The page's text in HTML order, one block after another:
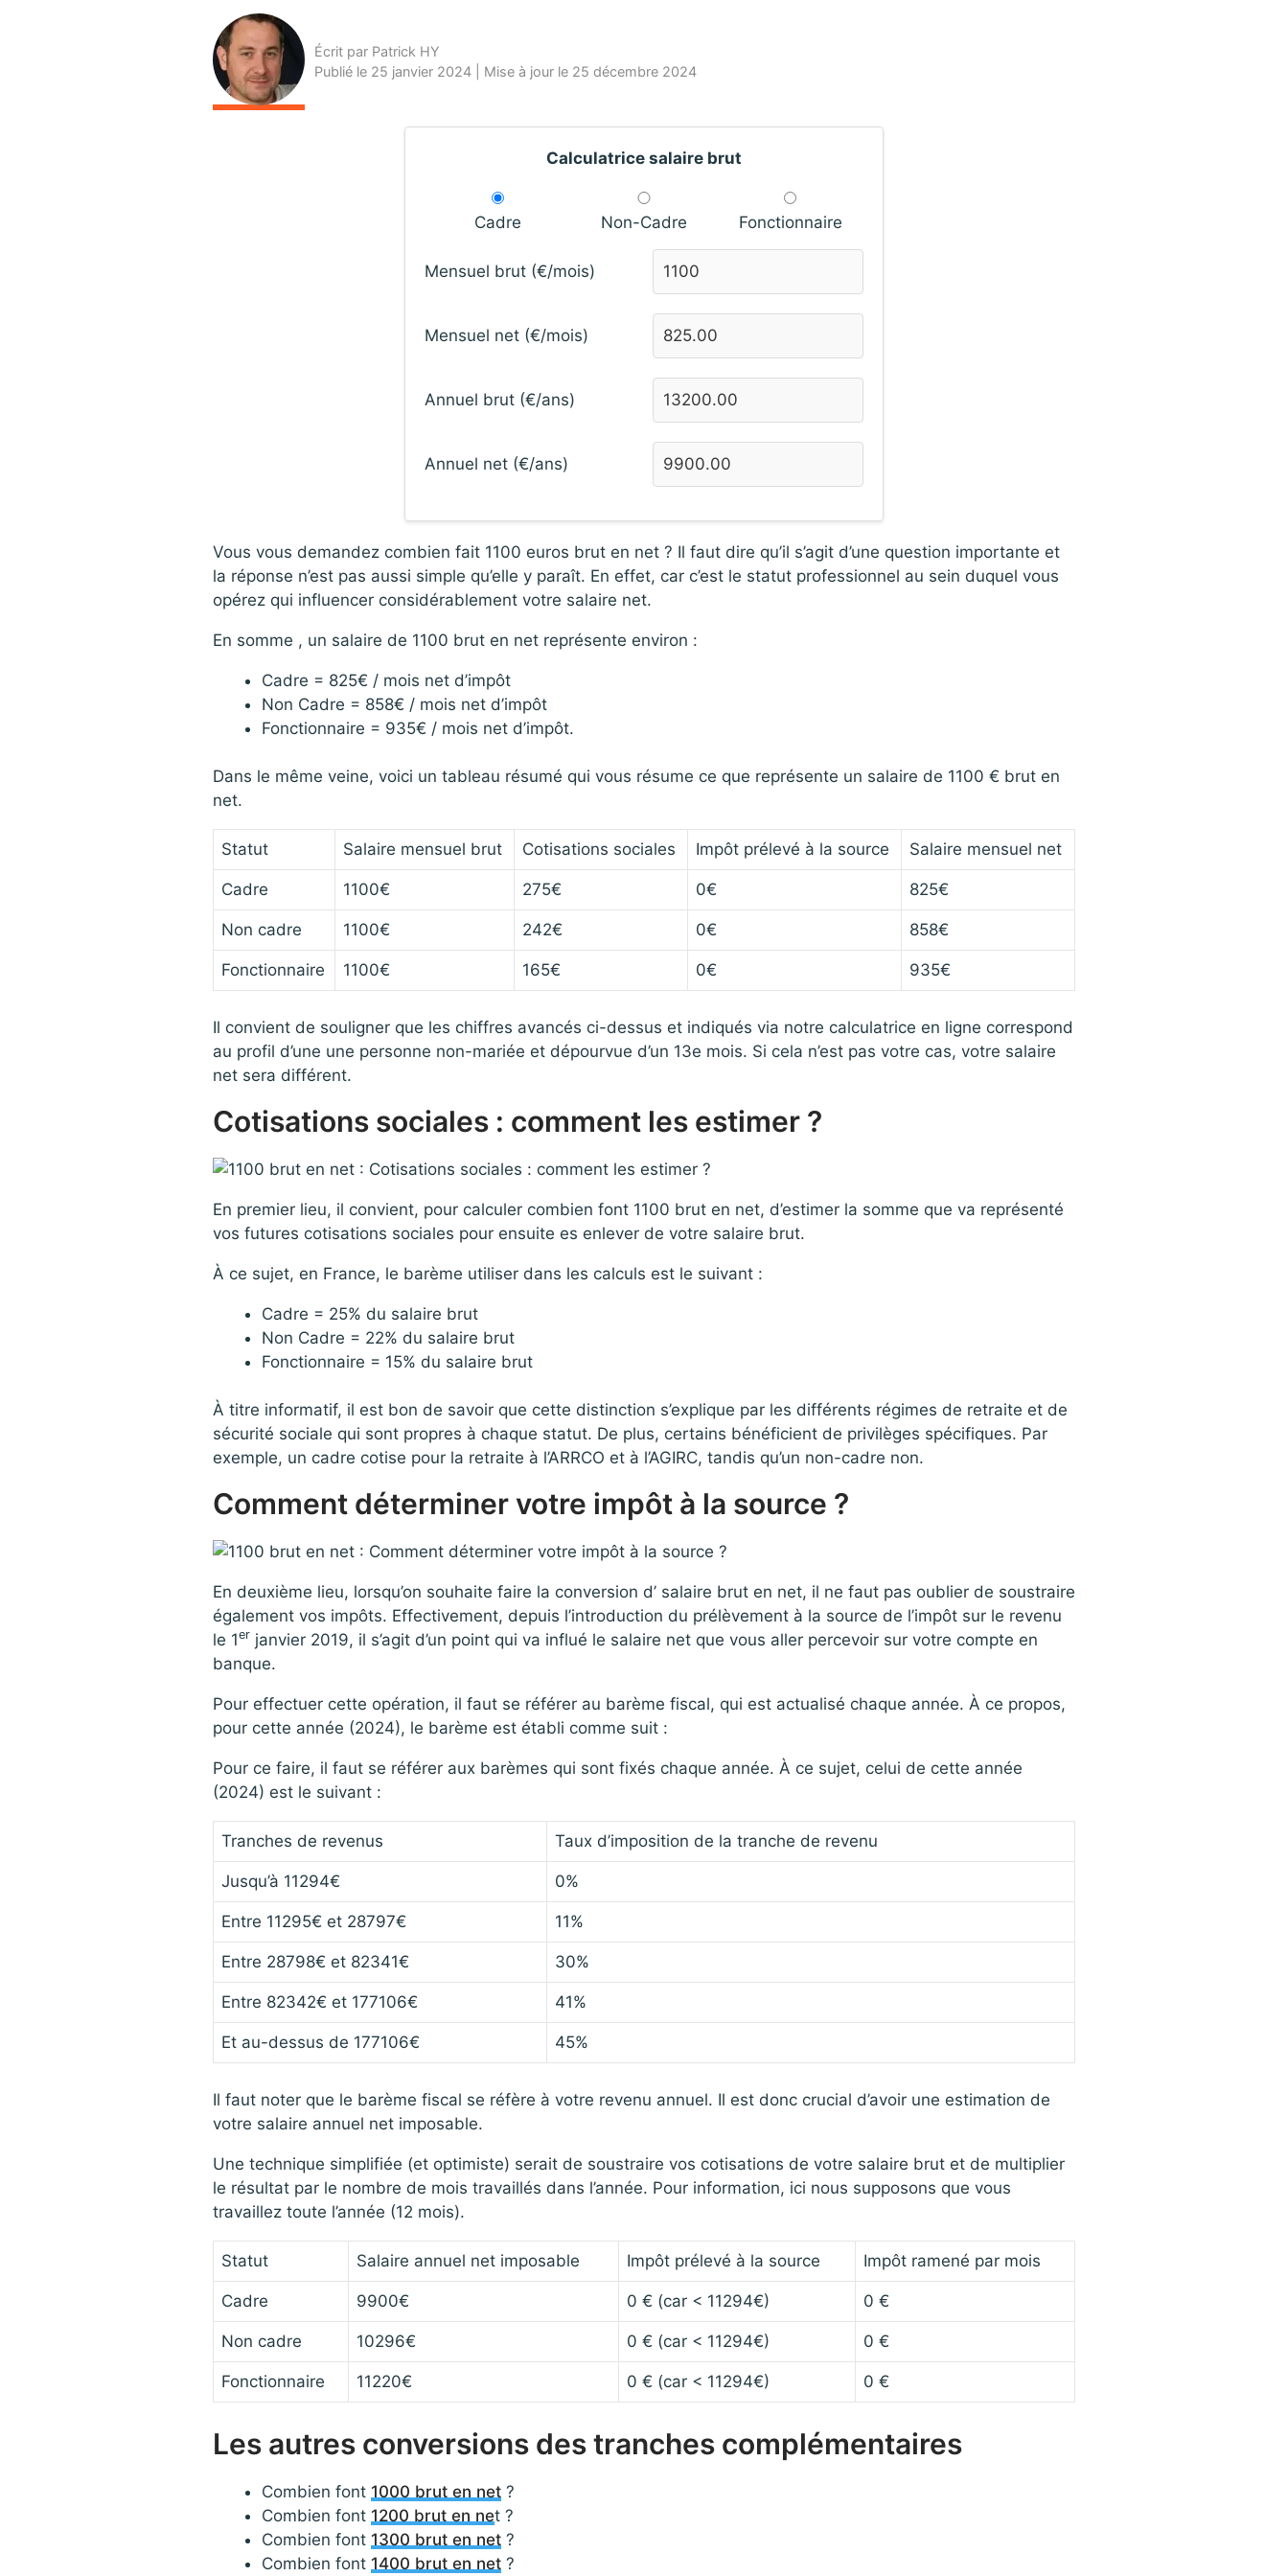
Écrit par Patrick HY
Publié le 25 janvier 2024 | Mise à jour le 25 décembre 2024
Calculatrice salaire brut
Cadre Non-Cadre Fonctionnaire
Mensuel brut (€/mois)
Mensuel net (€/mois)
Annuel brut (€/ans)
Annuel net (€/ans)
Vous vous demandez combien fait 1100 euros brut en net ? Il faut dire qu’il s’agit d’une question importante et
la réponse n’est pas aussi simple qu’elle y paraît. En effet, car c’est le statut professionnel au sein duquel vous
opérez qui influencer considérablement votre salaire net.
En somme , un salaire de 1100 brut en net représente environ :
Cadre = 825€ / mois net d’impôt
Non Cadre = 858€ / mois net d’impôt
Fonctionnaire = 935€ / mois net d’impôt.
Dans le même veine, voici un tableau résumé qui vous résume ce que représente un salaire de 1100 € brut en
net.
Statut Salaire mensuel brut Cotisations sociales Impôt prélevé à la source Salaire mensuel net
Cadre 1100€ 275€ 0€ 825€
Non cadre 1100€ 242€ 0€ 858€
Fonctionnaire 1100€ 165€ 0€ 935€
Il convient de souligner que les chiffres avancés ci-dessus et indiqués via notre calculatrice en ligne correspond
au profil d’une une personne non-mariée et dépourvue d’un 13e mois. Si cela n’est pas votre cas, votre salaire
net sera différent.
Cotisations sociales : comment les estimer ?
En premier lieu, il convient, pour calculer combien font 1100 brut en net, d’estimer la somme que va représenté
vos futures cotisations sociales pour ensuite es enlever de votre salaire brut.
À ce sujet, en France, le barème utiliser dans les calculs est le suivant :
Cadre = 25% du salaire brut
Non Cadre = 22% du salaire brut
Fonctionnaire = 15% du salaire brut
À titre informatif, il est bon de savoir que cette distinction s’explique par les différents régimes de retraite et de
sécurité sociale qui sont propres à chaque statut. De plus, certains bénéficient de privilèges spécifiques. Par
exemple, un cadre cotise pour la retraite à l’ARRCO et à l’AGIRC, tandis qu’un non-cadre non.
Comment déterminer votre impôt à la source ?
En deuxième lieu, lorsqu’on souhaite faire la conversion d’ salaire brut en net, il ne faut pas oublier de soustraire
également vos impôts. Effectivement, depuis l’introduction du prélèvement à la source de l’impôt sur le revenu
le 1er janvier 2019, il s’agit d’un point qui va influé le salaire net que vous aller percevoir sur votre compte en
banque.
Pour effectuer cette opération, il faut se référer au barème fiscal, qui est actualisé chaque année. À ce propos,
pour cette année (2024), le barème est établi comme suit :
Pour ce faire, il faut se référer aux barèmes qui sont fixés chaque année. À ce sujet, celui de cette année
(2024) est le suivant :
Tranches de revenus Taux d’imposition de la tranche de revenu
Jusqu’à 11294€ 0%
Entre 11295€ et 28797€ 11%
Entre 28798€ et 82341€ 30%
Entre 82342€ et 177106€ 41%
Et au-dessus de 177106€ 45%
Il faut noter que le barème fiscal se réfère à votre revenu annuel. Il est donc crucial d’avoir une estimation de
votre salaire annuel net imposable.
Une technique simplifiée (et optimiste) serait de soustraire vos cotisations de votre salaire brut et de multiplier
le résultat par le nombre de mois travaillés dans l’année. Pour information, ici nous supposons que vous
travaillez toute l’année (12 mois).
Statut Salaire annuel net imposable Impôt prélevé à la source Impôt ramené par mois
Cadre 9900€ 0 € (car < 11294€) 0 €
Non cadre 10296€ 0 € (car < 11294€) 0 €
Fonctionnaire 11220€ 0 € (car < 11294€) 0 €
Les autres conversions des tranches complémentaires
Combien font 1000 brut en net ?
Combien font 1200 brut en net ?
Combien font 1300 brut en net ?
Combien font 1400 brut en net ?